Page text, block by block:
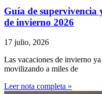
Guía de supervivencia
de invierno 2026
17 julio, 2026
Las vacaciones de invierno
movilizando a miles de
Leer nota completa »